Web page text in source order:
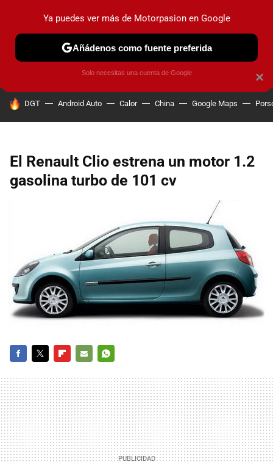
PRUEBAS COCHES ELÉCTRICOS OBSERVATORIO
HOY SE HABLA DE
DGT Android Auto Calor China Google Maps
El Renault Clio estrena un motor 1.2
gasolina turbo de 101 cv
MAIL
×
Ya puedes ver más de Motorpasion en Google
Añádenos como fuente preferida
Solo necesitas una cuenta de Google